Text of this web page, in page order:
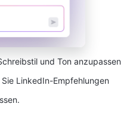
und Ton anzupassen
LinkedIn-Empfehlungen